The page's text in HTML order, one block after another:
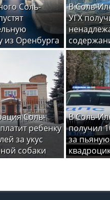
Соль-
из Оренбурга
В Соль-
УГХ
Соль-
ребенку
за укус
собаки
В Соль-
получил
за